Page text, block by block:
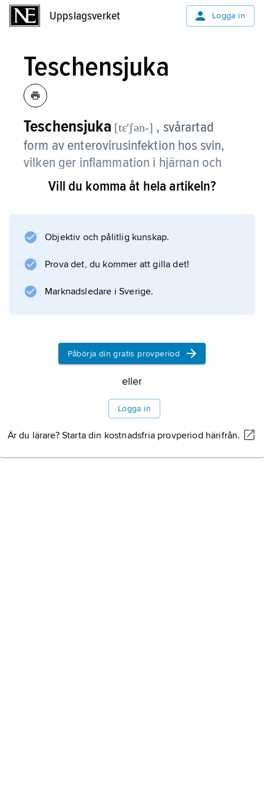
Uppslagsverket Logga in
Teschensjuka
Teschensjuka [tɛʹʃən-] , svårartad
form av enterovirusinfektion hos svin,
vilken ger inflammation i hjärnan och
ryggmärgen, ofta med förlamningar
dåliga slaktas; övriga tillfrisknar. En lindrig
Talfansjuka
.
Information om artikeln
Vill du komma åt hela artikeln?
Objektiv och pålitlig kunskap.
Prova det, du kommer att gilla det!
Marknadsledare i Sverige.
Påbörja din gratis provperiod
eller
Logga in
Är du lärare? Starta din kostnadsfria provperiod härifrån.